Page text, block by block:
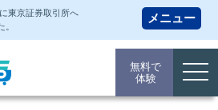
東京証券取引所へ
。
無料で
体験